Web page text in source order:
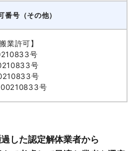
番号（その他）
業許可】
号
号
号
号
した認定解体業者から